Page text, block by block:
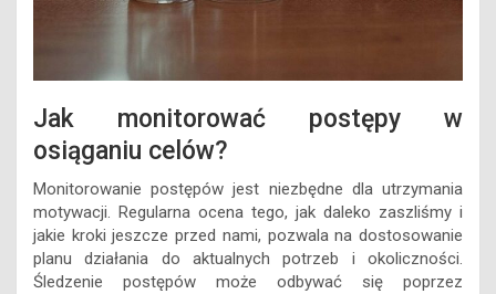
Jak monitorować postępy w
osiąganiu celów?
Monitorowanie postępów jest niezbędne dla utrzymania
motywacji. Regularna ocena tego, jak daleko zaszliśmy i
jakie kroki jeszcze przed nami, pozwala na dostosowanie
planu działania do aktualnych potrzeb i okoliczności.
Śledzenie postępów może odbywać się poprzez